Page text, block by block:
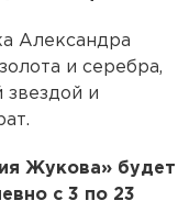
Александра
и серебра,
звездой и
Жукова» будет
с 3 по 23